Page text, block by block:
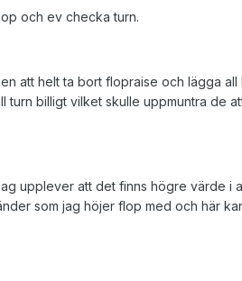
och ev checka turn.
att helt ta bort flopraise och lägga all
turn billigt vilket skulle uppmuntra de
upplever att det finns högre värde i
som jag höjer flop med och här